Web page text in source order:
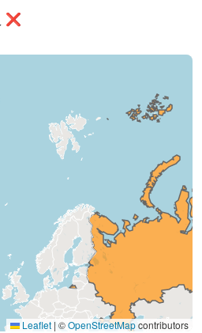
❌
Leaflet | ©OpenStreetMapcontributors